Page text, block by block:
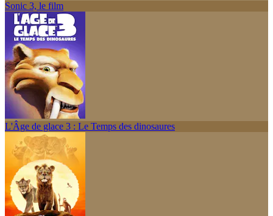
Sonic 3, le film
L'Âge de glace 3 : Le Temps des dinosaures